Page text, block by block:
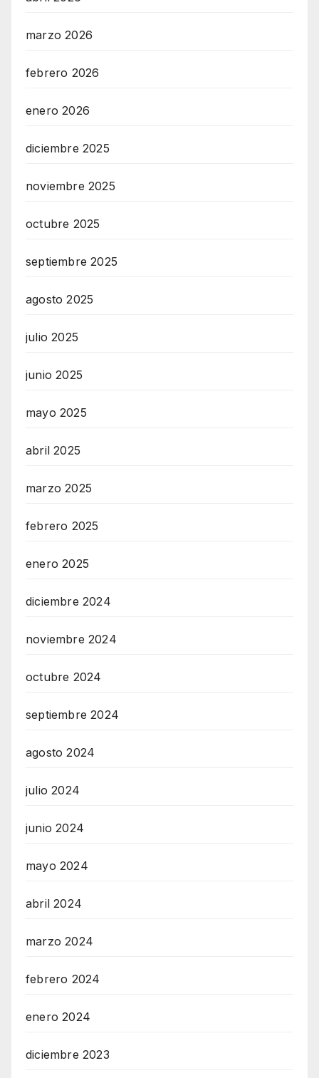
marzo 2026
febrero 2026
enero 2026
diciembre 2025
noviembre 2025
octubre 2025
septiembre 2025
agosto 2025
julio 2025
junio 2025
mayo 2025
abril 2025
marzo 2025
febrero 2025
enero 2025
diciembre 2024
noviembre 2024
octubre 2024
septiembre 2024
agosto 2024
julio 2024
junio 2024
mayo 2024
abril 2024
marzo 2024
febrero 2024
enero 2024
diciembre 2023